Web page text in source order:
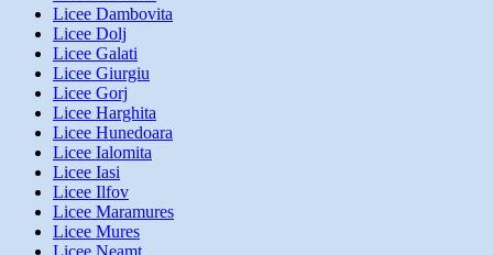
Licee Dambovita
Licee Dolj
Licee Galati
Licee Giurgiu
Licee Gorj
Licee Harghita
Licee Hunedoara
Licee Ialomita
Licee Iasi
Licee Ilfov
Licee Maramures
Licee Mures
Licee Neamt